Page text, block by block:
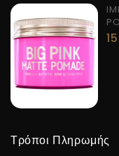
15
Τρόποι Πληρωμής